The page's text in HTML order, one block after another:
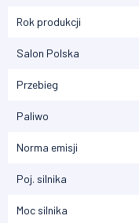
Rok produkcji
Salon Polska
Przebieg
Paliwo
Norma emisji
Poj. silnika
Moc silnika